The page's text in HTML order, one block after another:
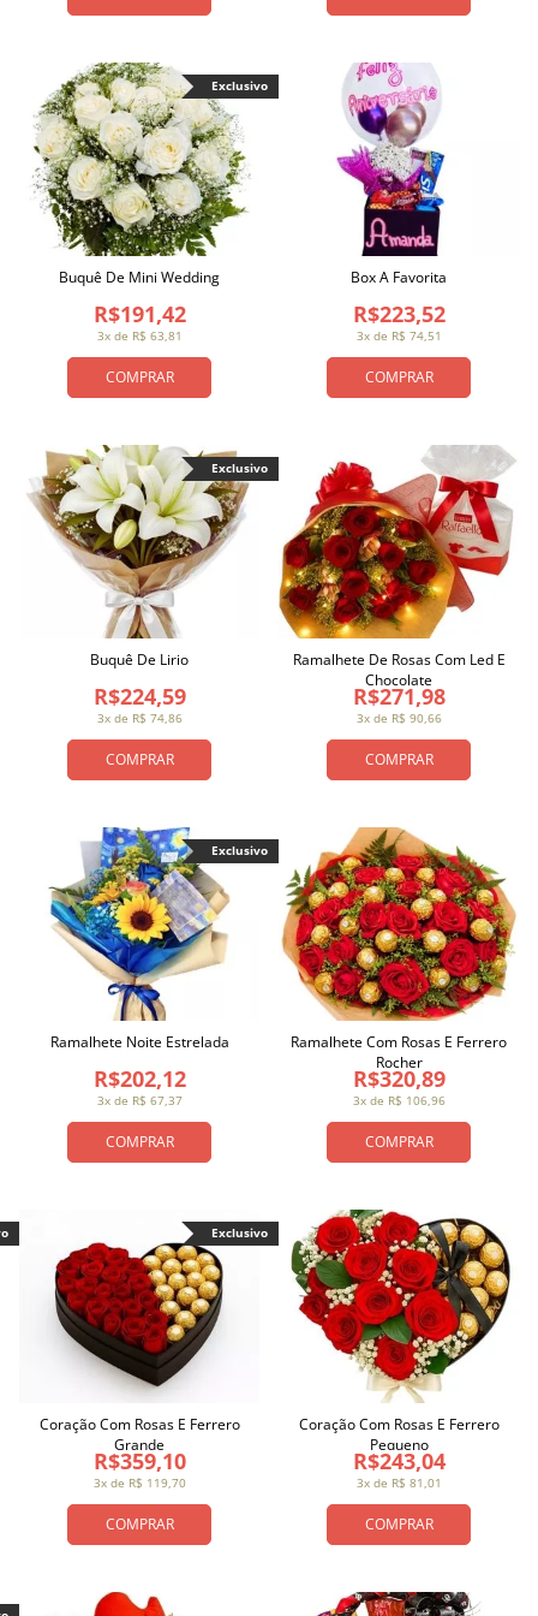
COMPRAR
3x de R$ 63,81
R$191,42
Buquê De Mini Wedding
Exclusivo
COMPRAR
3x de R$ 74,51
R$223,52
Box A Favorita
COMPRAR
3x de R$ 74,86
R$224,59
Buquê De Lirio
Exclusivo
COMPRAR
3x de R$ 90,66
R$271,98
Ramalhete De Rosas Com Led E
Chocolate
COMPRAR
3x de R$ 67,37
R$202,12
Ramalhete Noite Estrelada
Exclusivo
COMPRAR
3x de R$ 106,96
R$320,89
Ramalhete Com Rosas E Ferrero
Rocher
COMPRAR
3x de R$ 119,70
R$359,10
Coração Com Rosas E Ferrero
Grande
Exclusivo
COMPRAR
3x de R$ 81,01
R$243,04
Coração Com Rosas E Ferrero
Pequeno